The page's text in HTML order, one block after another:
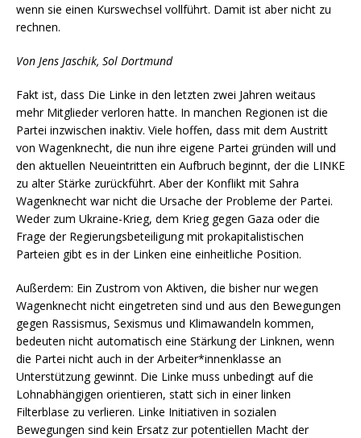
wenn sie einen Kurswechsel vollführt. Damit ist aber nicht zu
rechnen.
Von Jens Jaschik, Sol Dortmund
Fakt ist, dass Die Linke in den letzten zwei Jahren weitaus
mehr Mitglieder verloren hatte. In manchen Regionen ist die
Partei inzwischen inaktiv. Viele hoffen, dass mit dem Austritt
von Wagenknecht, die nun ihre eigene Partei gründen will und
den aktuellen Neueintritten ein Aufbruch beginnt, der die LINKE
zu alter Stärke zurückführt. Aber der Konflikt mit Sahra
Wagenknecht war nicht die Ursache der Probleme der Partei.
Weder zum Ukraine-Krieg, dem Krieg gegen Gaza oder die
Frage der Regierungsbeteiligung mit prokapitalistischen
Parteien gibt es in der Linken eine einheitliche Position.
Außerdem: Ein Zustrom von Aktiven, die bisher nur wegen
Wagenknecht nicht eingetreten sind und aus den Bewegungen
gegen Rassismus, Sexismus und Klimawandeln kommen,
bedeuten nicht automatisch eine Stärkung der Linknen, wenn
die Partei nicht auch in der Arbeiter*innenklasse an
Unterstützung gewinnt. Die Linke muss unbedingt auf die
Lohnabhängigen orientieren, statt sich in einer linken
Filterblase zu verlieren. Linke Initiativen in sozialen
Bewegungen sind kein Ersatz zur potentiellen Macht der